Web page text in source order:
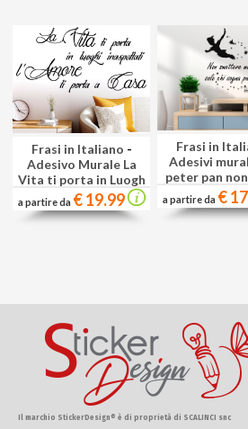
Frasi in Italiano -
Adesivo Murale La
Vita ti porta in Luogh
a partire da € 19.99
Frasi in
Adesivi
peter pan
a partire da €
Il marchio StickerDesign® è di proprietà di SCALINCI snc